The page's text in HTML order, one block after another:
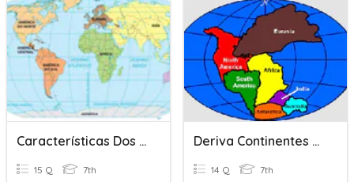
Características Dos Continentes
15 Q 7th
Deriva Continentes + Tectónica
14 Q 7th